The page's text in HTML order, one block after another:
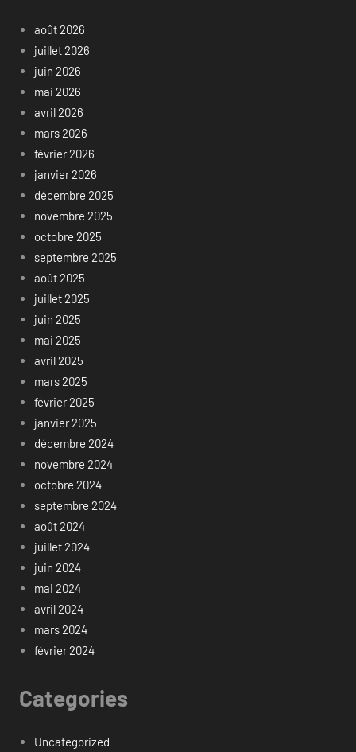
août 2026
juillet 2026
juin 2026
mai 2026
avril 2026
mars 2026
février 2026
janvier 2026
décembre 2025
novembre 2025
octobre 2025
septembre 2025
août 2025
juillet 2025
juin 2025
mai 2025
avril 2025
mars 2025
février 2025
janvier 2025
décembre 2024
novembre 2024
octobre 2024
septembre 2024
août 2024
juillet 2024
juin 2024
mai 2024
avril 2024
mars 2024
février 2024
Categories
Uncategorized